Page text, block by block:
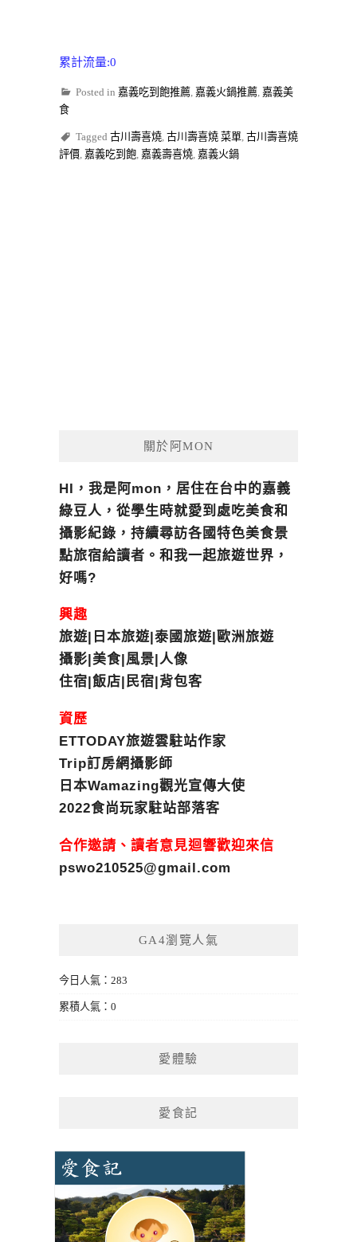
累計流量:0
Posted in 嘉義吃到飽推薦, 嘉義火鍋推薦, 嘉義美
食
Tagged 古川壽喜燒, 古川壽喜燒 菜單, 古川壽喜燒
評價, 嘉義吃到飽, 嘉義壽喜燒, 嘉義火鍋
關於阿MON
HI，我是阿mon，居住在台中的嘉義
綠豆人，從學生時就愛到處吃美食和
攝影紀錄，持續尋訪各國特色美食景
點旅宿給讀者。和我一起旅遊世界，
好嗎?
興趣
旅遊|日本旅遊|泰國旅遊|歐洲旅遊
攝影|美食|風景|人像
住宿|飯店|民宿|背包客
資歷
ETTODAY旅遊雲駐站作家
Trip訂房網攝影師
日本Wamazing觀光宣傳大使
2022食尚玩家駐站部落客
合作邀請、讀者意見迴響歡迎來信
pswo210525@gmail.com
GA4瀏覽人氣
今日人氣：283
累積人氣：0
愛體驗
愛食記